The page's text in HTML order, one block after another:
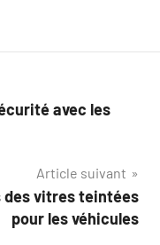
avec les
Article suivant
des vitres teintées
pour les véhicules